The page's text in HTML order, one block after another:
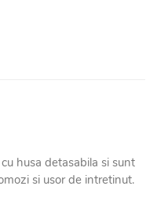
husa detasabila si sunt
si usor de intretinut.